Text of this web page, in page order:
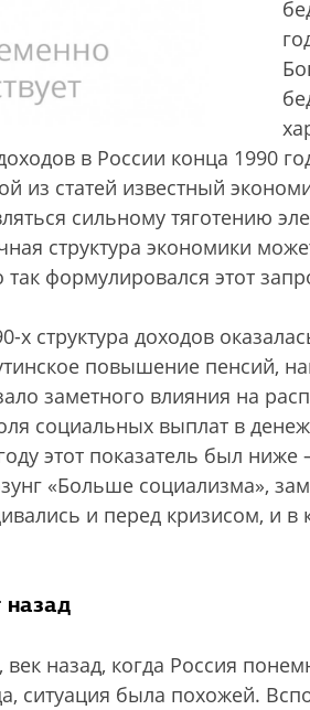
в России конца 1990
из статей известный
сильному тяготению
структура экономики
формулировался этот
х структура доходов
повышение пенсий,
заметного влияния на
социальных выплат в
этот показатель был
«Больше социализма»,
и перед кризисом, и в
назад
век назад, когда Россия
ситуация была похожей.